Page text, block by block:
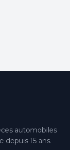
automobiles
depuis 15 ans.